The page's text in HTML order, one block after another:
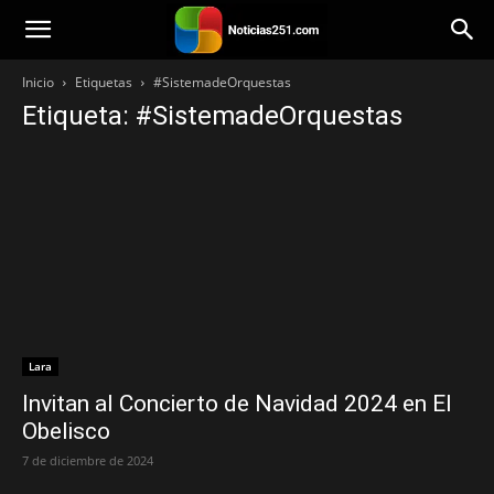
Noticias251
Inicio Etiquetas #SistemadeOrquestas
Etiqueta: #SistemadeOrquestas
Lara
Invitan al Concierto de Navidad 2024 en El
Obelisco
7 de diciembre de 2024